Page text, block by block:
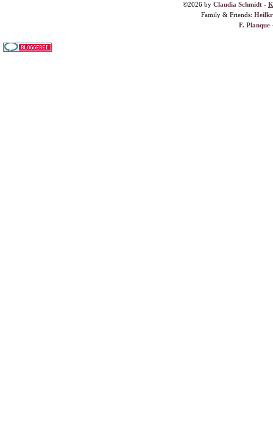
©2026 by Claudia Schmidt -
Family & Friends:
F. Planque